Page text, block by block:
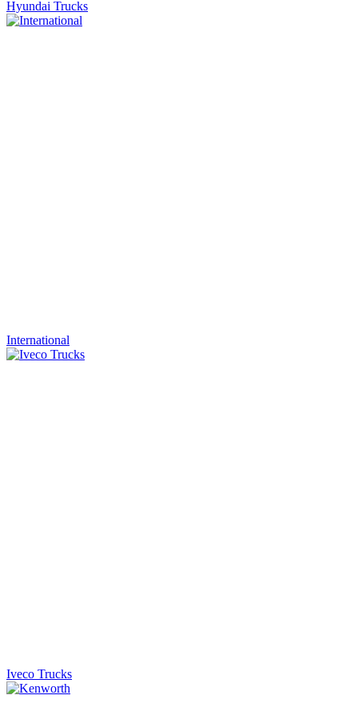
Hyundai Trucks
International
Iveco Trucks